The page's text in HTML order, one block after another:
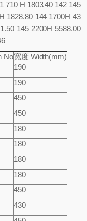
710 H 1803.40 142 145
1828.80 144 1700H 43
145 2200H 5588.00
No宽度 Width(mm)
190
190
450
450
180
180
180
180
450
430